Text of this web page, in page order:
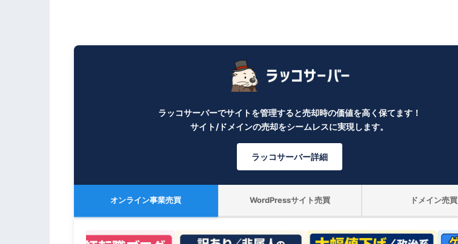
ラッコサーバーでサイトを管理すると売却時の価値を高く保てます！
サイト/ドメインの売却をシームレスに実現します。
ラッコサーバー詳細
オンライン事業売買 WordPressサイト売買 ドメイン売買